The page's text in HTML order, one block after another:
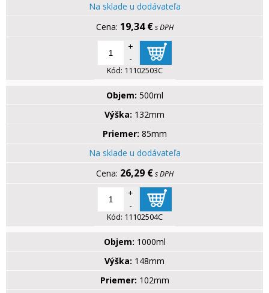
Na sklade u dodávateľa
19,34 € s DPH
+
-
Kód: 11102503C
Objem: 500ml
Výška: 132mm
Priemer: 85mm
Na sklade u dodávateľa
26,29 € s DPH
+
-
Kód: 11102504C
Objem: 1000ml
Výška: 148mm
Priemer: 102mm